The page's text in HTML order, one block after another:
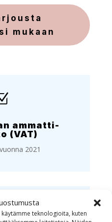
teknologioita, kuten
mukaan
ammatti­
(VAT)
2021